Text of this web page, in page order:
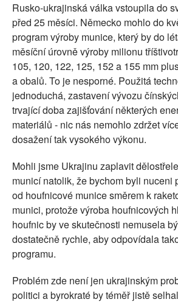
Rusko-ukrajinská válka vstoupila do
před 25 měsíci. Německo mohlo do
program výroby munice, který by do
měsíční úrovně výroby milionu
105, 120, 122, 125, 152 a 155 mm
a obalů. To je nesporné. Použitá
jednoduchá, zastavení vývozu
trvající doba zajišťování některých
materiálů - nic nás nemohlo zdržet
dosažení tak vysokého výkonu.
Mohli jsme Ukrajinu zaplavit
municí natolik, že bychom byli nuceni
od houfnicové munice směrem k
munici, protože výroba houfnicových
houfnic by ve skutečnosti nemusela
dostatečně rychle, aby odpovídala
programu.
Problém zde není jen ukrajinským
politici a byrokraté by téměř jistě